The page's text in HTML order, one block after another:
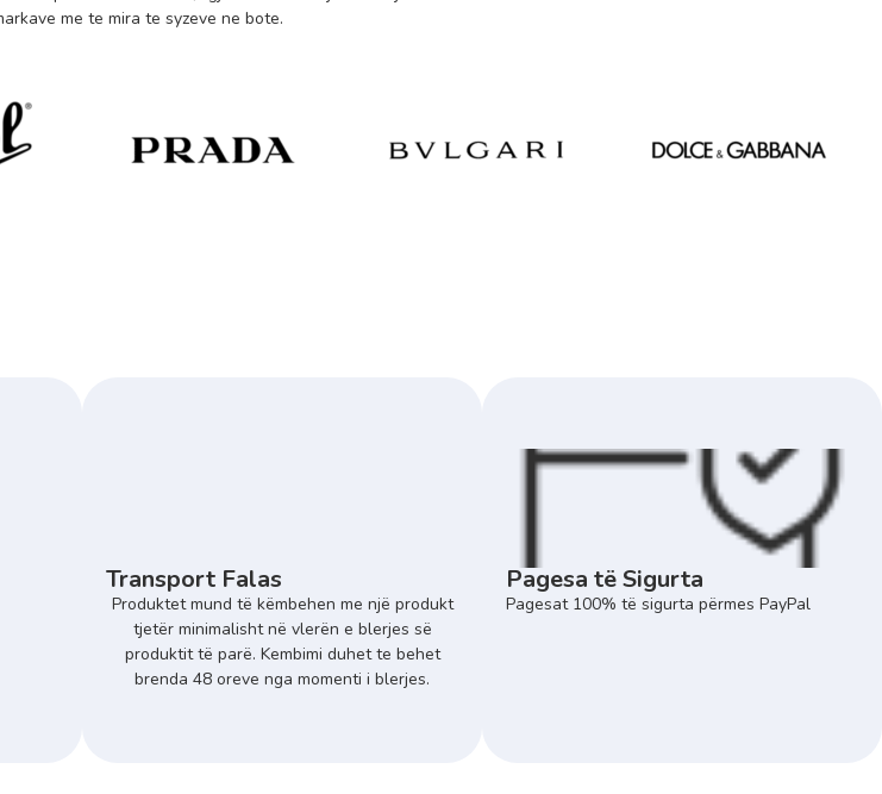
me te mira te syzeve ne bote.
Transport Falas
Produktet mund të këmbehen me një produkt
tjetër minimalisht në vlerën e blerjes së
produktit të parë. Kembimi duhet te behet
brenda 48 oreve nga momenti i blerjes.
Pagesa të Sigurta
Pagesat 100% të sigurta përmes PayPal